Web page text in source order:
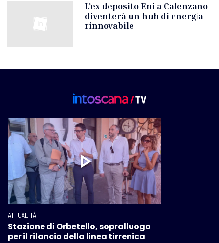
L'ex deposito Eni a Calenzano
diventerà un hub di energia
rinnovabile
ATTUALITÀ
Stazione di Orbetello, sopralluogo
per il rilancio della linea tirrenica